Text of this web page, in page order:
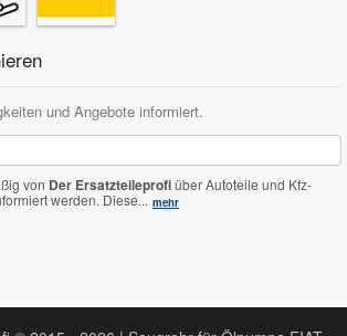
und Angebote informiert.
von Der Ersatzteileprofiüber Autoteile und Kfz-
werden. Diese... mehr